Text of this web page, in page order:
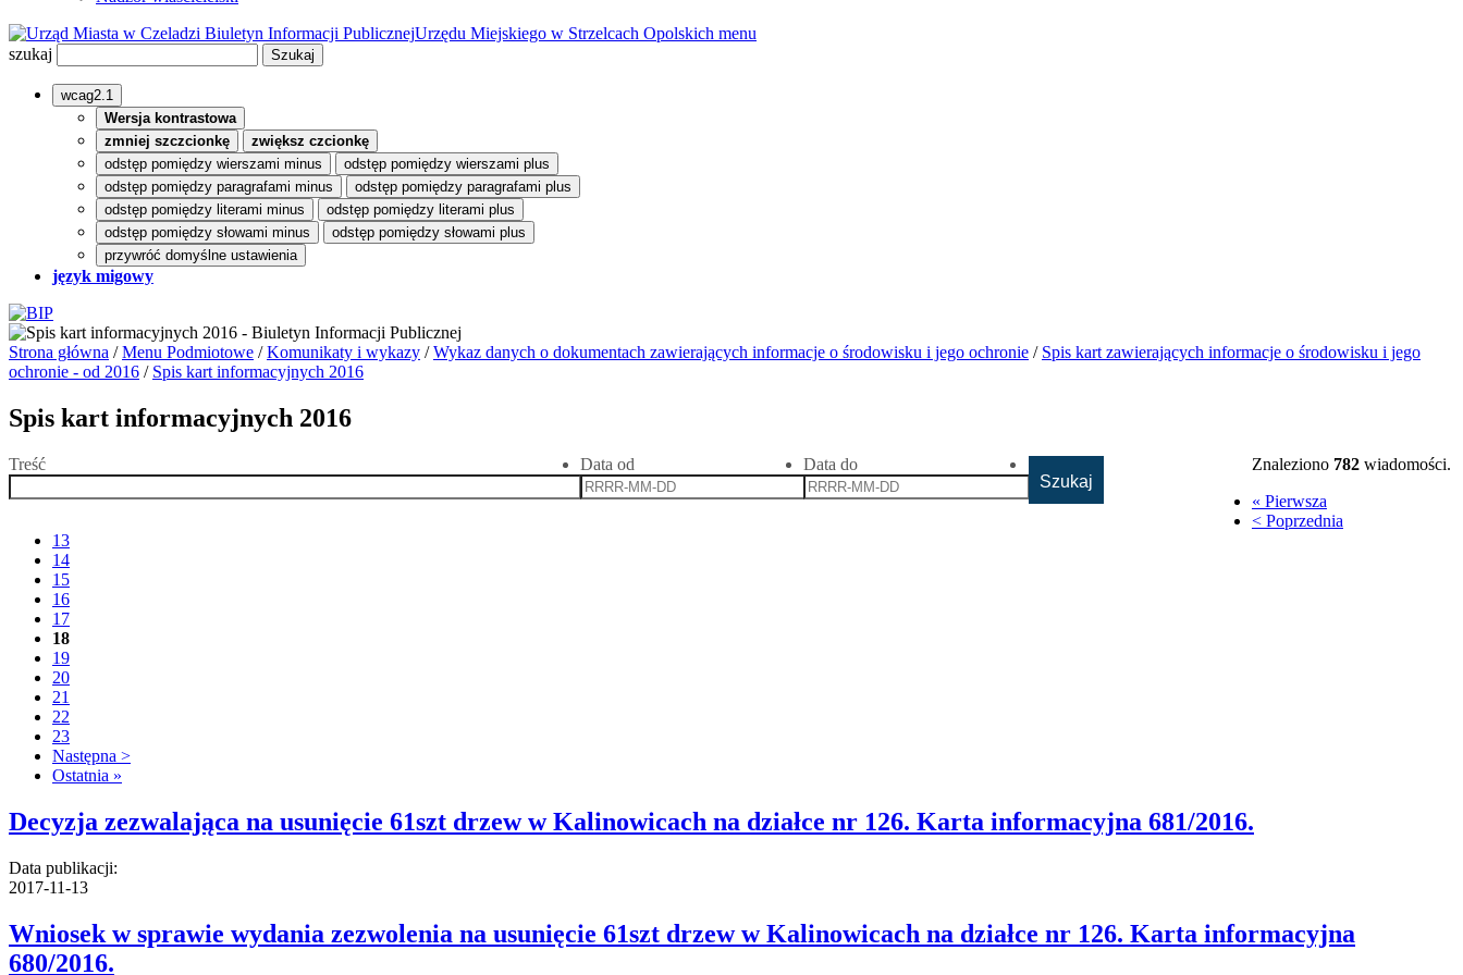
Biuletyn Informacji PublicznejUrzędu Miejskiego w Strzelcach Opolskich menu
szukaj
wcag2.1
Wersja kontrastowa
zmniej szczcionkę
zwiększ czcionkę
odstęp pomiędzy wierszami minus
odstęp pomiędzy wierszami plus
odstęp pomiędzy paragrafami minus
odstęp pomiędzy paragrafami plus
odstęp pomiędzy literami minus
odstęp pomiędzy literami plus
odstęp pomiędzy słowami minus
odstęp pomiędzy słowami plus
przywróć domyślne ustawienia
język migowy
Strona główna /Menu Podmiotowe /Komunikaty i wykazy /Wykaz danych o dokumentach zawierających informacje o środowisku i jego ochronie / Spis kart zawierających informacje o środowisku i jego
ochronie - od 2016 / Spis kart informacyjnych 2016
Spis kart informacyjnych 2016
Treść Data od Data do Znaleziono 782wiadomości.
« Pierwsza
< Poprzednia
13
14
15
16
17
18
19
20
21
22
23
Następna >
Ostatnia »
Decyzja zezwalająca na usunięcie 61szt drzew w Kalinowicach na działce nr 126. Karta informacyjna 681/2016.
Data publikacji:
2017-11-13
Wniosek w sprawie wydania zezwolenia na usunięcie 61szt drzew w Kalinowicach na działce nr 126. Karta informacyjna
680/2016.